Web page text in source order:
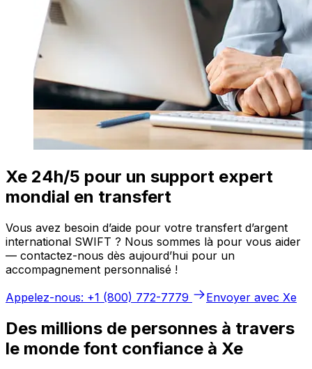
Xe 24h/5 pour un support expert
mondial en transfert
Vous avez besoin d’aide pour votre transfert d’argent
international SWIFT ? Nous sommes là pour vous aider
— contactez-nous dès aujourd’hui pour un
accompagnement personnalisé !
Appelez-nous: +1 (800) 772-7779
Envoyer avec Xe
Des millions de personnes à travers
le monde font confiance à Xe